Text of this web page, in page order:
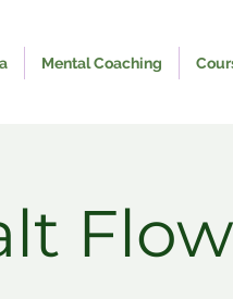
Mental Coaching